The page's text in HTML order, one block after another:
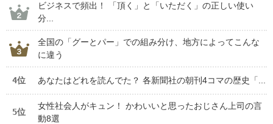
ビジネスで頻出！ 「頂く」と「いただく」の正しい使い
分...
全国の「グーとパー」での組み分け、地方によってこんな
に違う
4位 あなたはどれを読んでた？ 各新聞社の朝刊4コマの歴史「...
5位
女性社会人がキュン！ かわいいと思ったおじさん上司の言
動8選